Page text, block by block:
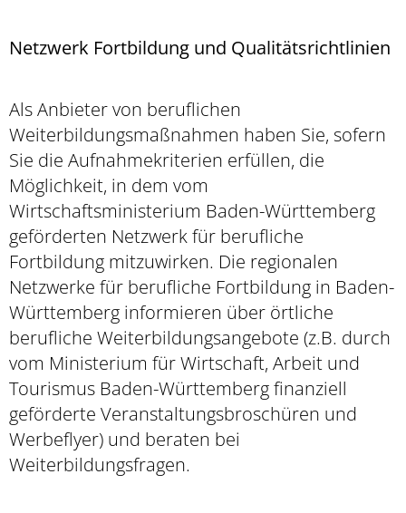
Netzwerk Fortbildung und Qualitätsrichtlinien
Als Anbieter von beruflichen
Weiterbildungsmaßnahmen haben Sie, sofern
Sie die Aufnahmekriterien erfüllen, die
Möglichkeit, in dem vom
Wirtschaftsministerium Baden-Württemberg
geförderten Netzwerk für berufliche
Fortbildung mitzuwirken. Die regionalen
Netzwerke für berufliche Fortbildung in Baden-
Württemberg informieren über örtliche
berufliche Weiterbildungsangebote (z.B. durch
vom Ministerium für Wirtschaft, Arbeit und
Tourismus Baden-Württemberg finanziell
geförderte Veranstaltungsbroschüren und
Werbeflyer) und beraten bei
Weiterbildungsfragen.